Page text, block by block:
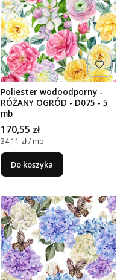
Poliester wodoodporny -
RÓŻANY OGRÓD - D075 - 5
mb
Cena
170,55 zł
Cena jednostkowa
34,11 zł / mb
Do koszyka